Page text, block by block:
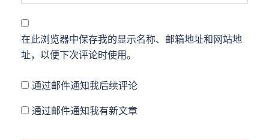
在此浏览器中保存我的显示名称、邮箱地址和网站地
址，以便下次评论时使用。
通过邮件通知我后续评论
通过邮件通知我有新文章